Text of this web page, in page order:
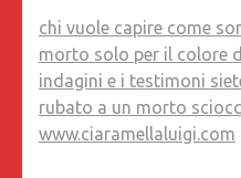
chi vuole capire come
morto solo per il colore
indagini e i testimoni
rubato a un morto
www.ciaramellaluigi.com